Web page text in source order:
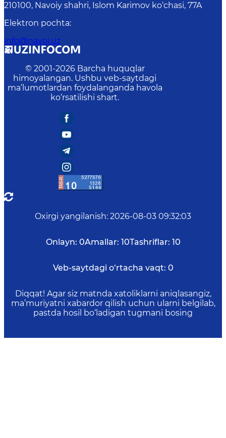
210100, Nаvоiy shаhri, Islom Karimov ko‘chаsi, 77A
Elektron pochta:
info@navoi.uz
© 2001-2026 Barcha huquqlar
himoyalangan. Ushbu veb-saytdagi
ma’lumotlardan foydalanganda havola
ko‘rsatilishi shart.
Oxirgi yangilanish: 2026-08-03 09:32:03
Onlayn: 0Amallar: 10Tashriflar: 10
Veb-saytdagi o‘rtacha vaqt: 0
Diqqat! Agar siz matnda xatoliklarni aniqlasangiz,
ma’muriyatni xabardor qilish uchun ularni belgilab,
pastda hosil bo‘ladigan tugmani bosing